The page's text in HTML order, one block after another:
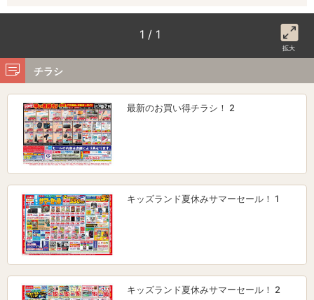
1 / 1
拡大
チラシ
最新のお買い得チラシ！ 2
キッズランド夏休みサマーセール！ 1
キッズランド夏休みサマーセール！ 2